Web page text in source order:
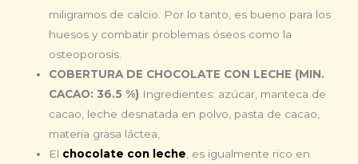
miligramos de calcio. Por lo tanto, es bueno para los
huesos y combatir problemas óseos como la
osteoporosis.
COBERTURA DE CHOCOLATE CON LECHE (MIN.
CACAO: 36.5 %) Ingredientes: azúcar, manteca de
cacao, leche desnatada en polvo, pasta de cacao,
materia grasa láctea,
El chocolate con leche , es igualmente rico en